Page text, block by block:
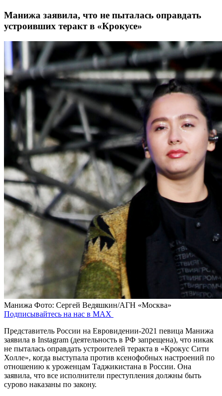
Манижа заявила, что не пыталась оправдать
устроивших теракт в «Крокусе»
Манижа Фото: Сергей Ведяшкин/АГН «Москва»
Подписывайтесь на нас в MAX
Представитель России на Евровидении-2021 певица Манижа
заявила в Instagram (деятельность в РФ запрещена), что никак
не пыталась оправдать устроителей теракта в «Крокус Сити
Холле», когда выступала против ксенофобных настроений по
отношению к уроженцам Таджикистана в России. Она
заявила, что все исполнители преступления должны быть
сурово наказаны по закону.